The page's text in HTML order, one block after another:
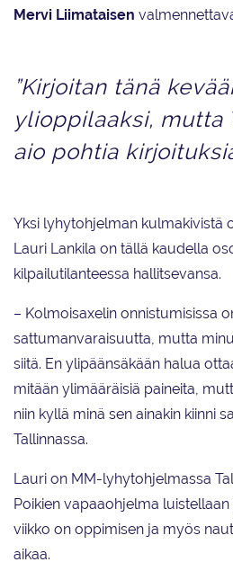
Mervi Liimataisen
”Kirjoitan tänä
ylioppilaaksi, mutta
aio pohtia
Yksi lyhytohjelman kulmakivistä
Lauri Lankila on tällä kaudella
kilpailutilanteessa hallitsevansa.
– Kolmoisaxelin onnistumisissa
sattumanvaraisuutta, mutta
siitä. En ylipäänsäkään halua
mitään ylimääräisiä paineita,
niin kyllä minä sen ainakin kiinni
Tallinnassa.
Lauri on MM-lyhytohjelmassa
Poikien vapaaohjelma
viikko on oppimisen ja myös
aikaa.